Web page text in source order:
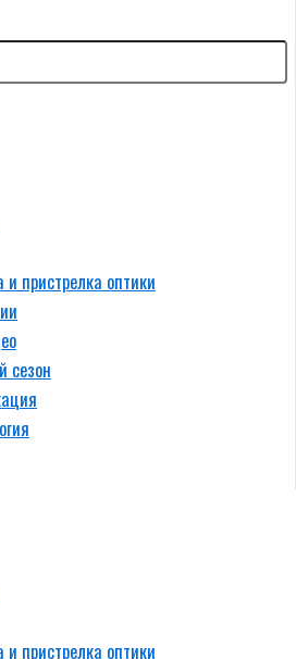
и пристрелка оптики
сезон
и пристрелка оптики